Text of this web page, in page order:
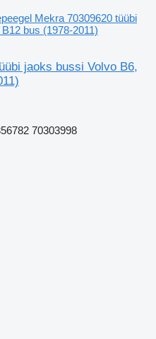
Mekra 70309620 tüübi
bus (1978-2011)
jaoks bussi Volvo B6,
70303998